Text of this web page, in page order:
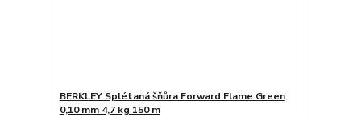
BERKLEY Splétaná šňůra Forward Flame Green
0,10 mm 4,7 kg 150 m